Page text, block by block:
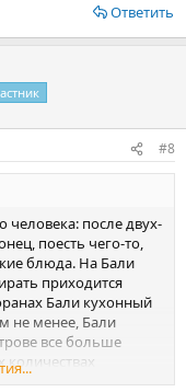
Ответить
#8
человека: после двух-
поесть чего-то,
блюда. На Бали
приходится
Бали кухонный
не менее, Бали
все больше
количествах